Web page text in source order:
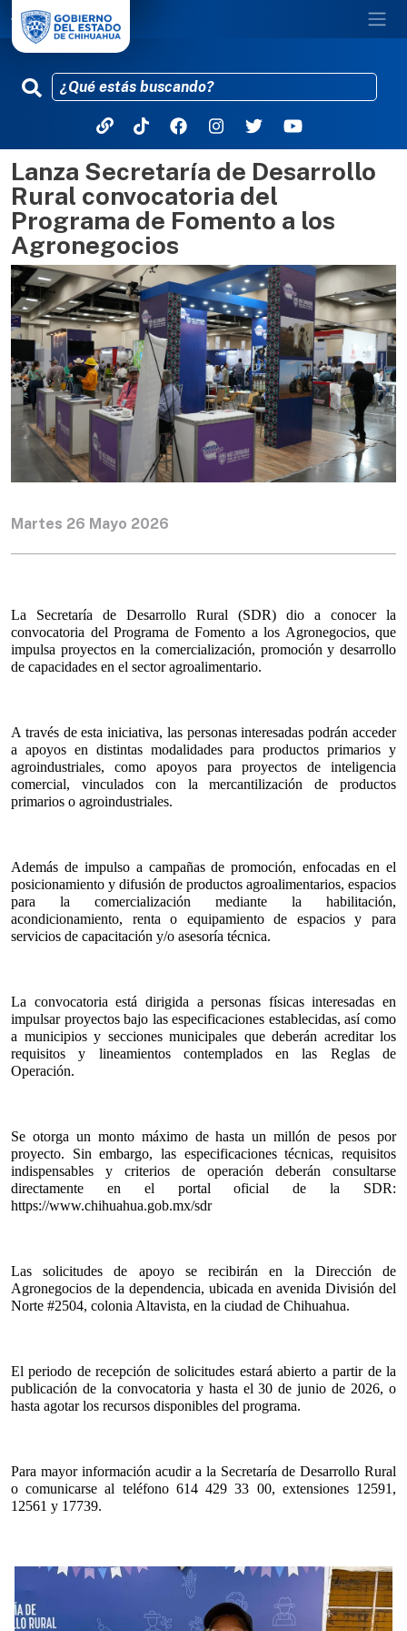
Pasar al contenido principal
Lanza Secretaría de Desarrollo
Rural convocatoria del
Programa de Fomento a los
Agronegocios
Martes 26 Mayo 2026
La Secretaría de Desarrollo Rural (SDR) dio a conocer la
convocatoria del Programa de Fomento a los Agronegocios, que
impulsa proyectos en la comercialización, promoción y desarrollo
de capacidades en el sector agroalimentario.
A través de esta iniciativa, las personas interesadas podrán acceder
a apoyos en distintas modalidades para productos primarios y
agroindustriales, como apoyos para proyectos de inteligencia
comercial, vinculados con la mercantilización de productos
primarios o agroindustriales.
Además de impulso a campañas de promoción, enfocadas en el
posicionamiento y difusión de productos agroalimentarios, espacios
para la comercialización mediante la habilitación,
acondicionamiento, renta o equipamiento de espacios y para
servicios de capacitación y/o asesoría técnica.
La convocatoria está dirigida a personas físicas interesadas en
impulsar proyectos bajo las especificaciones establecidas, así como
a municipios y secciones municipales que deberán acreditar los
requisitos y lineamientos contemplados en las Reglas de
Operación.
Se otorga un monto máximo de hasta un millón de pesos por
proyecto. Sin embargo, las especificaciones técnicas, requisitos
indispensables y criterios de operación deberán consultarse
directamente en el portal oficial de la SDR:
https://www.chihuahua.gob.mx/sdr
Las solicitudes de apoyo se recibirán en la Dirección de
Agronegocios de la dependencia, ubicada en avenida División del
Norte #2504, colonia Altavista, en la ciudad de Chihuahua.
El periodo de recepción de solicitudes estará abierto a partir de la
publicación de la convocatoria y hasta el 30 de junio de 2026, o
hasta agotar los recursos disponibles del programa.
Para mayor información acudir a la Secretaría de Desarrollo Rural
o comunicarse al teléfono 614 429 33 00, extensiones 12591,
12561 y 17739.